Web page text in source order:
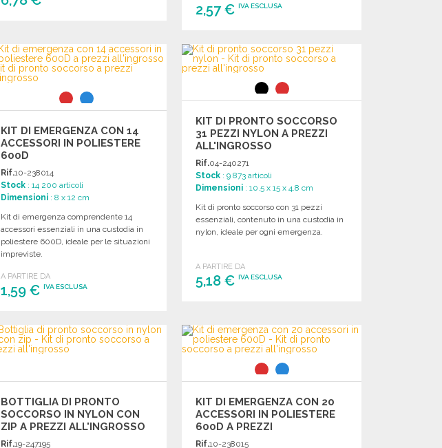
Richiedi un preventivo
2,57 €IVA ESCLUSA
Richiedi un preventivo
KIT DI EMERGENZA CON 14
ACCESSORI IN POLIESTERE
600D
Rif.10-238014
Stock : 14 200 articoli
Dimensioni : 8 x 12 cm
Kit di emergenza comprendente 14
accessori essenziali in una custodia in
poliestere 600D, ideale per le situazioni
impreviste.
A PARTIRE DA
1,59 €IVA ESCLUSA
Richiedi un preventivo
KIT DI PRONTO SOCCORSO
31 PEZZI NYLON A PREZZI
ALL'INGROSSO
Rif.04-240271
Stock : 9 873 articoli
Dimensioni : 10.5 x 15 x 4.8 cm
Kit di pronto soccorso con 31 pezzi
essenziali, contenuto in una custodia in
nylon, ideale per ogni emergenza.
A PARTIRE DA
5,18 €IVA ESCLUSA
Richiedi un preventivo
BOTTIGLIA DI PRONTO
SOCCORSO IN NYLON CON
ZIP A PREZZI ALL'INGROSSO
Rif.19-247195
KIT DI EMERGENZA CON 20
ACCESSORI IN POLIESTERE
600D A PREZZI
ALL'INGROSSO
Rif.10-238015